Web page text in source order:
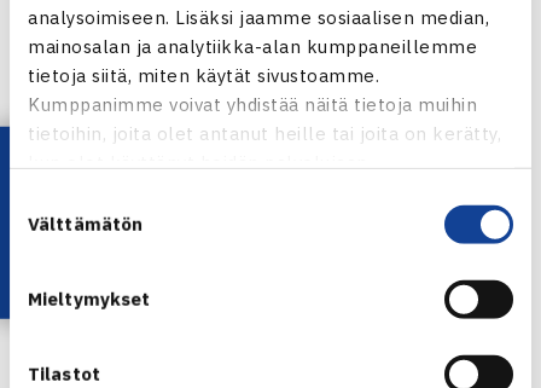
analysoimiseen. Lisäksi jaamme sosiaalisen median,
mainosalan ja analytiikka-alan kumppaneillemme
tietoja siitä, miten käytät sivustoamme.
Kumppanimme voivat yhdistää näitä tietoja muihin
tietoihin, joita olet antanut heille tai joita on kerätty,
valinta
Välttämätön
Mieltymykset
Tilastot
Lisätietoja leiritykseen ilmoittautumisesta, leirityksen
ohjelmasta ja ajankohdista sekä hinnasta voi lukea
esitteestä, joka aukeaa allaolevasta linkistä.
Terve urheilija -ohjelman valtakunnallisen
Lataa OmaTennis!